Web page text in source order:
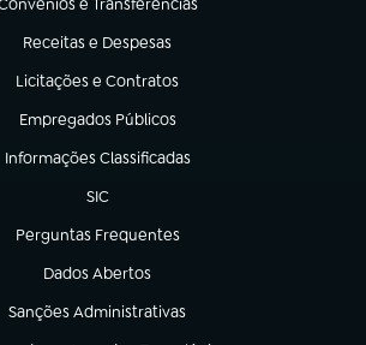
e Transferências
em nova aba)
Receitas e Despesas
(abre em nova aba)
Licitações e Contratos
(abre em nova aba)
Empregados Públicos
(abre em nova aba)
Informações Classificadas
(abre em nova aba)
SIC
(abre em nova aba)
Perguntas Frequentes
(abre em nova aba)
Dados Abertos
(abre em nova aba)
Sanções Administrativas
(abre em nova aba)